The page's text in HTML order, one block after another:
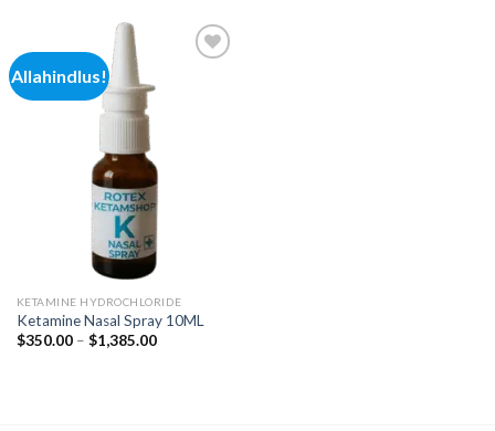
Allahindlus!
KETAMINE HYDROCHLORIDE
Ketamine Nasal Spray 10ML
$350.00 – $1,385.00Hinnavahemik: